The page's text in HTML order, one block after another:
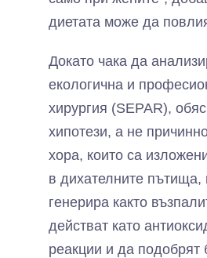
диетата може да
Докато чака да
екологична и
хирургия (SEPAR),
хипотези, а не
хора, които са
в дихателните пътища,
генерира както
действат като
реакции и да подобрят